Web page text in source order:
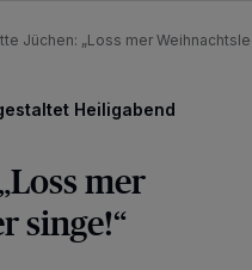
Jüchen: „Loss mer
Heiligabend
mer
singe!“